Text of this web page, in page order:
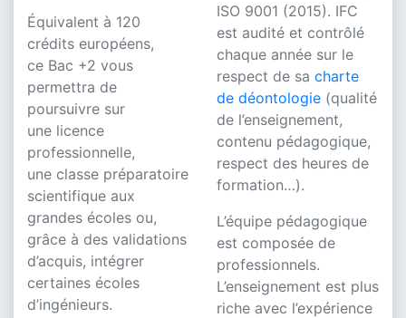
Équivalent à 120
crédits européens,
ce Bac +2 vous
permettra de
poursuivre sur
une licence
professionnelle,
une classe préparatoire
scientifique aux
grandes écoles ou,
grâce à des validations
d’acquis, intégrer
certaines écoles
d’ingénieurs.
ISO 9001 (2015). IFC
est audité et contrôlé
chaque année sur le
respect de sa charte
de déontologie (qualité
de l’enseignement,
contenu pédagogique,
respect des heures de
formation…).
L’équipe pédagogique
est composée de
professionnels.
L’enseignement est plus
riche avec l’expérience